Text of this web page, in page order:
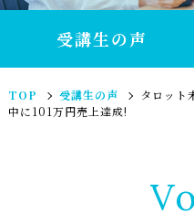
受講生の声
TOP 受講生の声
タロット
中に101万円売上達成!